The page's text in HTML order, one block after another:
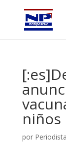
niños
por